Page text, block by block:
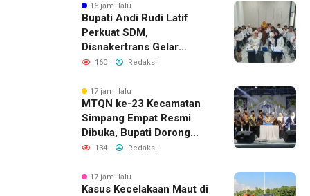
16 jam lalu
Bupati Andi Rudi Latif
Perkuat SDM,
Disnakertrans Gelar
Pelatihan Desain Grafis
160 Redaksi
17 jam lalu
MTQN ke-23 Kecamatan
Simpang Empat Resmi
Dibuka, Bupati Dorong
Lahirnya Generasi Qur’ani
134 Redaksi
17 jam lalu
Kasus Kecelakaan Maut di